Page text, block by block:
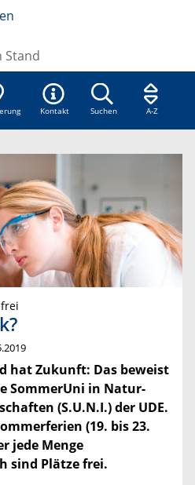
Stand
Kontakt Suchen A-Z
hat Zukunft: Das beweist
SommerUni in Natur-
(S.U.N.I.) der UDE.
(19. bis 23.
jede Menge
sind Plätze frei.